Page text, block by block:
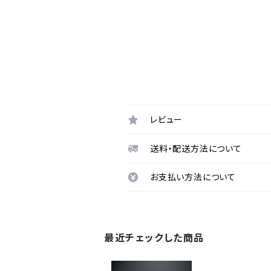
レビュー
送料・配送方法について
お支払い方法について
最近チェックした商品